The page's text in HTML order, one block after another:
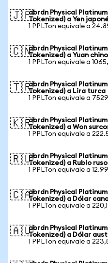
🇯🇵abrdn Physical Platinum
Tokenized) a Yen
1 PPLTon equivale a
🇨🇳abrdn Physical
Tokenized) a Yuan chino
1 PPLTon equivale a
🇹🇷abrdn Physical Platinum
Tokenized) a Lira turca
1 PPLTon equivale a
🇰🇷abrdn Physical Platinum
Tokenized) a Won
1 PPLTon equivale a
🇷🇺abrdn Physical
Tokenized) a Rublo ruso
1 PPLTon equivale a
🇨🇦abrdn Physical Platinum
Tokenized) a Dólar
1 PPLTon equivale a
🇦🇺abrdn Physical
Tokenized) a Dólar
1 PPLTon equivale a